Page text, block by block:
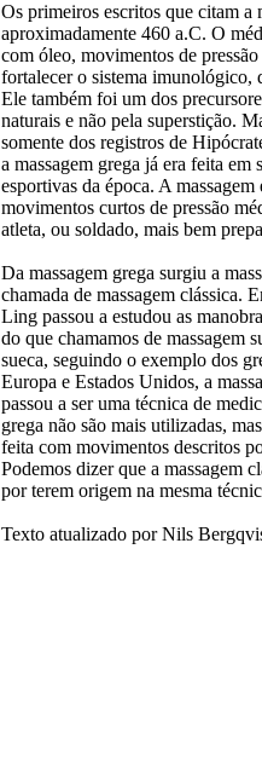
Os primeiros escritos que citam a
aproximadamente 460 a.C. O
com óleo, movimentos de
fortalecer o sistema imunológico,
Ele também foi um dos
naturais e não pela superstição.
somente dos registros de
a massagem grega já era feita
esportivas da época. A
movimentos curtos de pressão
atleta, ou soldado, mais bem
Da massagem grega surgiu a
chamada de massagem clássica.
Ling passou a estudou as
do que chamamos de massagem
sueca, seguindo o exemplo dos
Europa e Estados Unidos, a
passou a ser uma técnica de
grega não são mais utilizadas,
feita com movimentos descritos
Podemos dizer que a massagem
por terem origem na mesma
Texto atualizado por Nils